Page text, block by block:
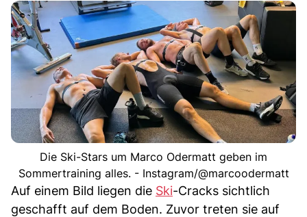
Die Ski-Stars um Marco Odermatt geben im
Sommertraining alles. - Instagram/@marcoodermatt
Auf einem Bild liegen die Ski-Cracks sichtlich
geschafft auf dem Boden. Zuvor treten sie auf